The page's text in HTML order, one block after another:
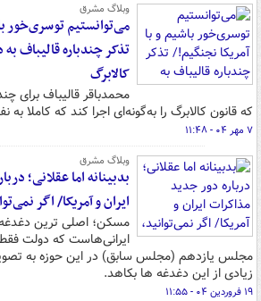
وبلاگ مشرق
می‌توانستیم توسری‌خور
تذکر چندباره قالیباف
کالابرگ
محمدباقر قالیباف برای
که قانون کالابرگ را به‌گونه‌ای اجرا کند که کاملا به
۷ مهر ۰۴ - ۱۱:۴۸
وبلاگ مشرق
بدبینانه اما عقلانی؛
ایران و آمریکا/ اگر
ایرانی‌هاست که دولت فقط
مجلس یازدهم (مجلس سابق) در این حوزه به
زیادی از این دغدغه ها بکاهد.
۱۹ فروردین ۰۴ - ۱۱:۵۵